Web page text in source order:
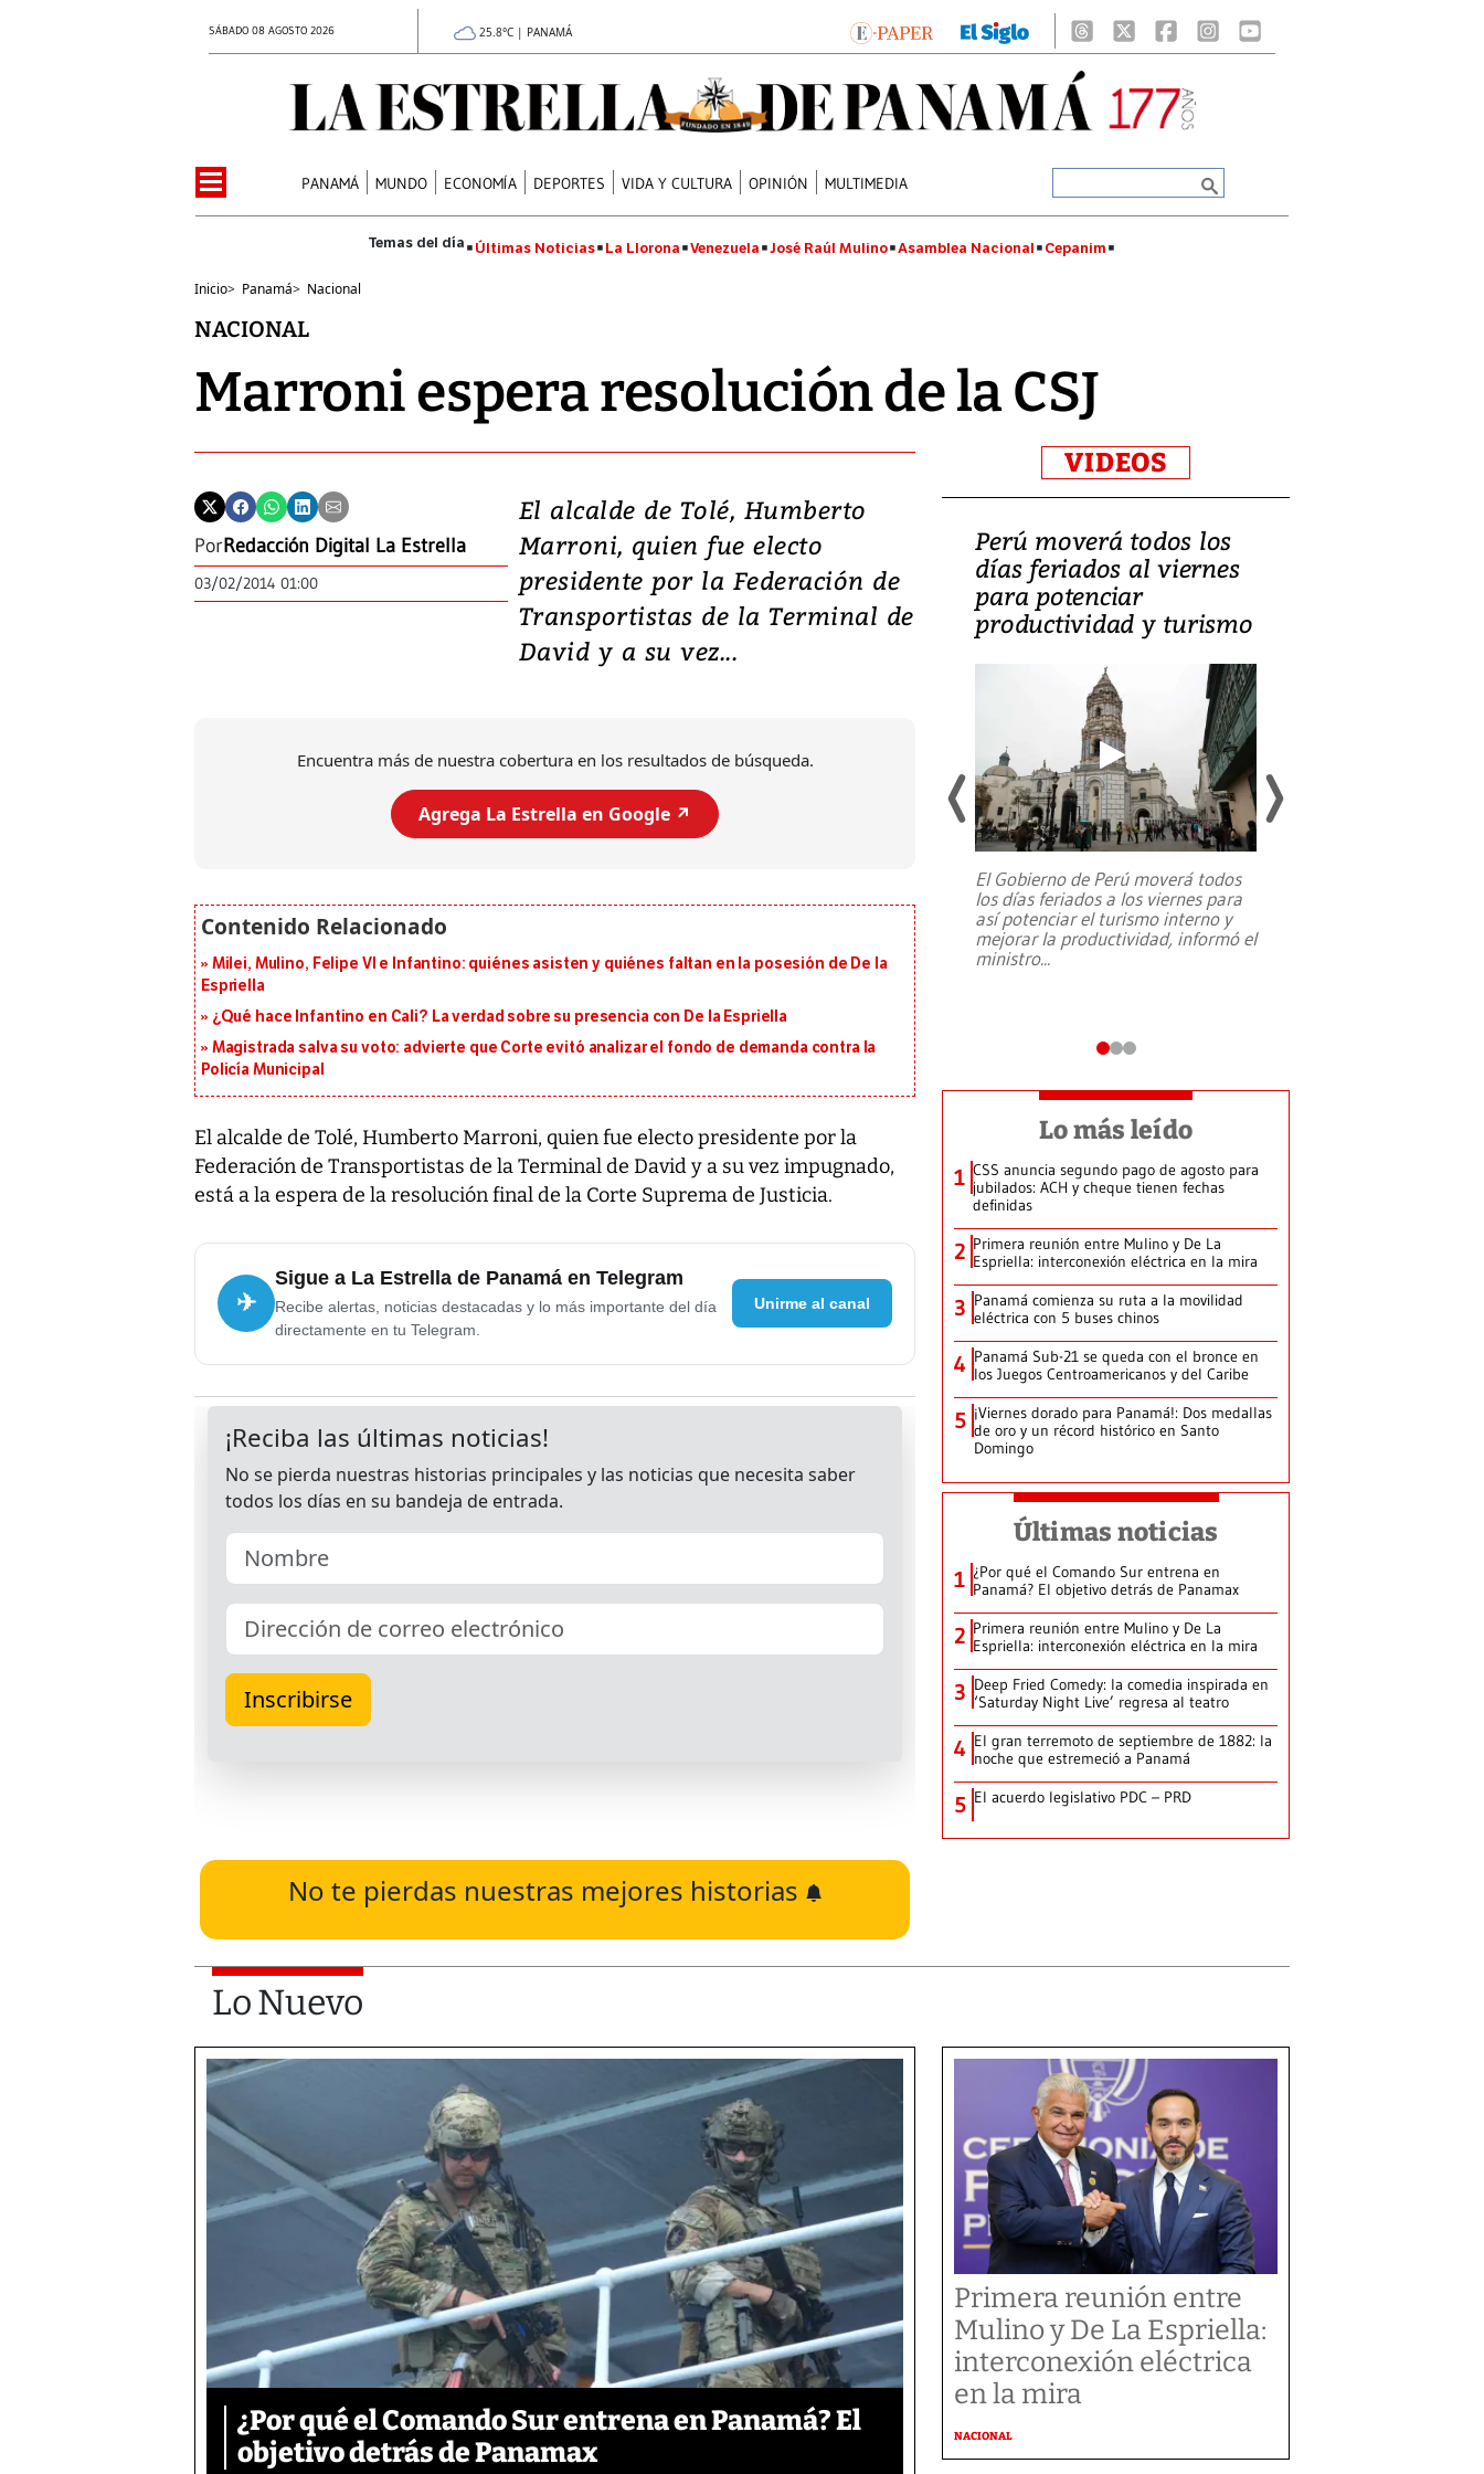
SÁBADO 08 AGOSTO 2026 25.8°C | PANAMÁ
PANAMÁ MUNDO ECONOMÍA DEPORTES VIDA Y CULTURA OPINIÓN MULTIMEDIA
Últimas Noticias La Llorona Venezuela José Raúl Mulino Asamblea Nacional Cepanim
Inicio> Panamá> Nacional
NACIONAL
Marroni espera resolución de la CSJ
PorRedacción Digital La Estrella
03/02/2014 01:00
El alcalde de Tolé, Humberto
Marroni, quien fue electo
presidente por la Federación de
Transportistas de la Terminal de
David y a su vez...
Encuentra más de nuestra cobertura en los resultados de búsqueda.
Agrega La Estrella en Google ↗️
Milei, Mulino, Felipe VI e Infantino: quiénes asisten y quiénes faltan en la posesión de De la
Espriella
¿Qué hace Infantino en Cali? La verdad sobre su presencia con De la Espriella
Magistrada salva su voto: advierte que Corte evitó analizar el fondo de demanda contra la
Policía Municipal
El alcalde de Tolé, Humberto Marroni, quien fue electo presidente por la
Federación de Transportistas de la Terminal de David y a su vez impugnado,
está a la espera de la resolución final de la Corte Suprema de Justicia.
✈
Sigue a La Estrella de Panamá en Telegram
Recibe alertas, noticias destacadas y lo más importante del día
directamente en tu Telegram.
Unirme al canal
No te pierdas nuestras mejores historias
VIDEOS
Video: Lula lanza su
candidatura con
promesas de inversión
en defensa, educación y
tierras raras
Entre recuerdos y escuetas
da Silva, oficializó este domingo su
Perú moverá todos los
días feriados al viernes
para potenciar
productividad y turismo
El Gobierno de Perú moverá todos
los días feriados a los viernes para
así potenciar el turismo interno y
mejorar la productividad, informó el
ministro...
Lo más leído
1 CSS anuncia segundo pago de agosto para
jubilados: ACH y cheque tienen fechas
definidas
2 Primera reunión entre Mulino y De La
Espriella: interconexión eléctrica en la mira
3 Panamá comienza su ruta a la movilidad
eléctrica con 5 buses chinos
4 Panamá Sub-21 se queda con el bronce en
los Juegos Centroamericanos y del Caribe
5 ¡Viernes dorado para Panamá!: Dos medallas
de oro y un récord histórico en Santo
Domingo
Últimas noticias
1 ¿Por qué el Comando Sur entrena en
Panamá? El objetivo detrás de Panamax
2 Primera reunión entre Mulino y De La
Espriella: interconexión eléctrica en la mira
3 Deep Fried Comedy: la comedia inspirada en
‘Saturday Night Live’ regresa al teatro
4 El gran terremoto de septiembre de 1882: la
noche que estremeció a Panamá
5 El acuerdo legislativo PDC – PRD
Lo Nuevo
¿Por qué el Comando Sur entrena en Panamá? El
objetivo detrás de Panamax
Primera reunión entre
Mulino y De La Espriella:
interconexión eléctrica
en la mira
NACIONAL